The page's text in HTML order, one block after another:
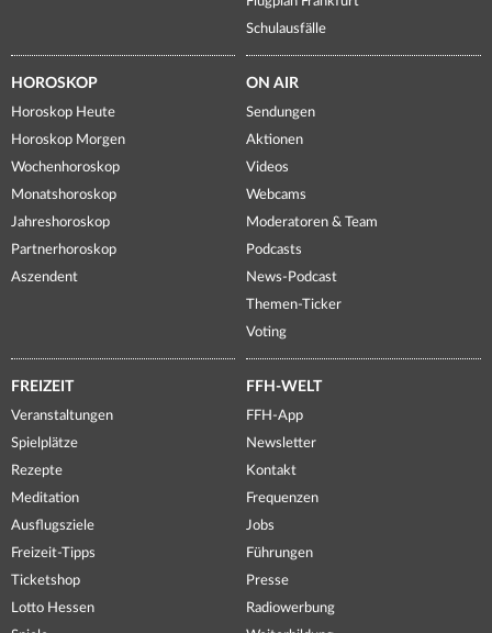
Schulausfälle
HOROSKOP
Horoskop Heute
Horoskop Morgen
Wochenhoroskop
Monatshoroskop
Jahreshoroskop
Partnerhoroskop
Aszendent
ON AIR
Sendungen
Aktionen
Videos
Webcams
Moderatoren & Team
Podcasts
News-Podcast
Themen-Ticker
Voting
FREIZEIT
Veranstaltungen
Spielplätze
Rezepte
Meditation
Ausflugsziele
Freizeit-Tipps
Ticketshop
Lotto Hessen
FFH-WELT
FFH-App
Newsletter
Kontakt
Frequenzen
Jobs
Führungen
Presse
Radiowerbung